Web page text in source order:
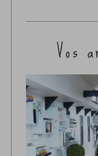
Vos